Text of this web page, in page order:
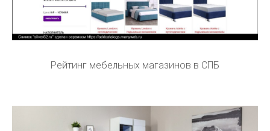
Рейтинг мебельных магазинов в СПБ